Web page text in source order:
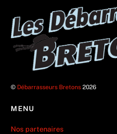
© Débarrasseurs Bretons 2026
MENU
Nos partenaires